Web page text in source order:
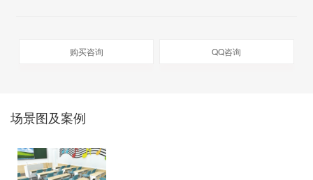
购买咨询 QQ咨询
场景图及案例